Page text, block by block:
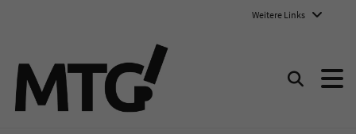
Weitere Links
Suchen